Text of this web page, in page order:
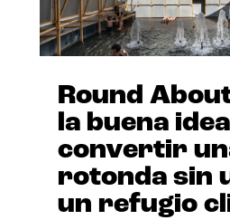
Round
la buena
convertir
rotonda sin
un refugio